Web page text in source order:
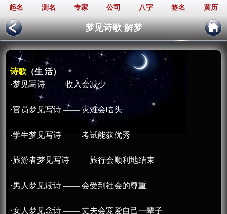
起名 测名 专家 公司 八字 签名 黄历
梦见诗歌 解梦
诗歌 （生 活）
·梦见写诗 —— 收入会减少
·官员梦见写诗 —— 灾难会临头
·学生梦见写诗 —— 考试能获优秀
·旅游者梦见写诗 —— 旅行会顺利地结束
·男人梦见读诗 —— 会受到社会的尊重
·女人梦见念诗 —— 丈夫会宠爱自己一辈子